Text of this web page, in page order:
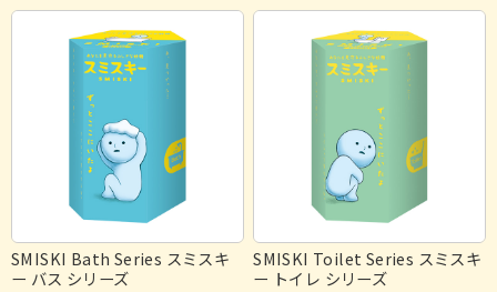
SMISKI Bath Series スミスキ
ー バス シリーズ
SMISKI Toilet Series スミスキ
ー トイレ シリーズ